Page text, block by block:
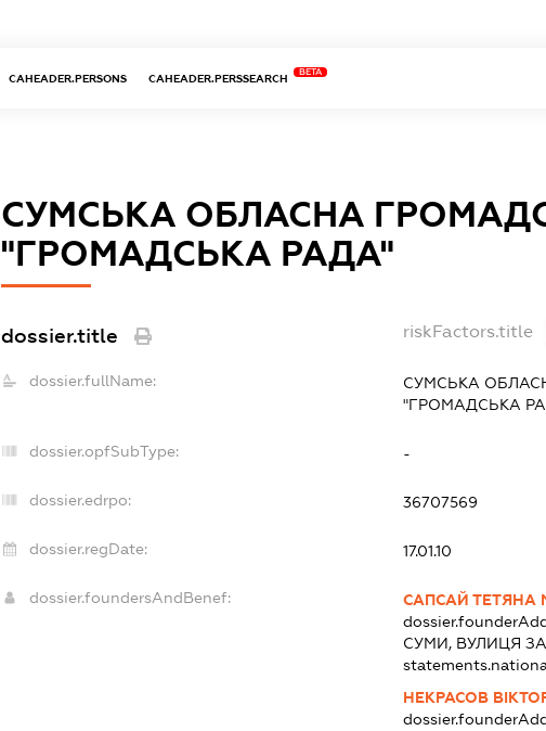
CAHEADER.PERSONS CAHEADER.PERSSEARCH
BETA
СУМСЬКА ОБЛАСНА
"ГРОМАДСЬКА РАДА"
dossier.title riskFactors.title
dossier.fullName:
СУМСЬКА
"ГРОМАДСЬКА
dossier.opfSubType: -
dossier.edrpo: 36707569
dossier.regDate: 17.01.10
dossier.foundersAndBenef:
САПСАЙ ТЕТЯНА
СУМИ, ВУЛИЦЯ
НЕКРАСОВ